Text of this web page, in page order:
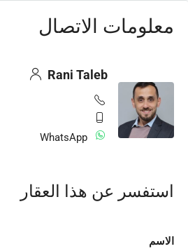
معلومات الاتصال
Rani Taleb
WhatsApp
استفسر عن هذا العقار
الاسم